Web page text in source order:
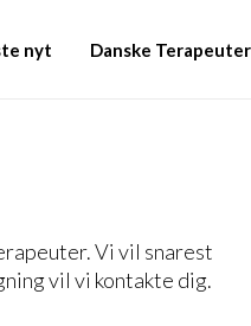
nyt Danske Terapeuter
Vi vil snarest
vil vi kontakte dig.